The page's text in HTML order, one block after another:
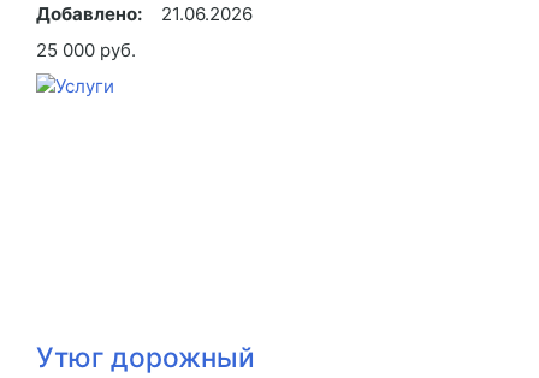
Добавлено:
21.06.2026
25 000 руб.
Утюг дорожный